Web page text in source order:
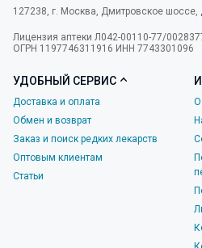
127238, г. Москва, Дмитровское шоссе,
Лицензия аптеки Л042-00110-77/
ОГРН 1197746311916 ИНН 7743301096
УДОБНЫЙ СЕРВИС
Доставка и оплата
Обмен и возврат
Заказ и поиск редких лекарств
Оптовым клиентам
Статьи
О